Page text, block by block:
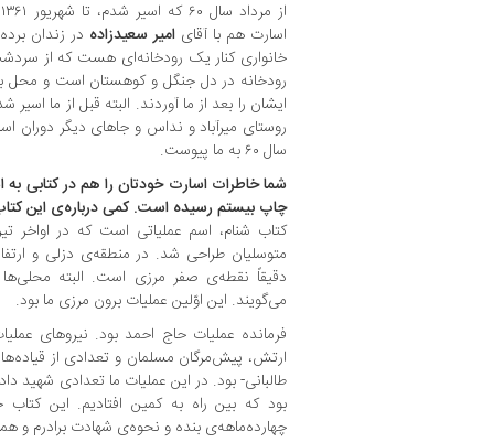
اسارت هم با آقای امیر سعیدزاده در زندان
خانواری کنار یک رودخانه‌ای هست که از
رودخانه در دل جنگل و کوهستان است و محل
ایشان را بعد از ما آوردند. البته قبل از ما
روستای میرآباد و نداس و جاهای دیگر دوران
سال ۶۰ به ما پیوست.
شما خاطرات اسارت خودتان را هم در کتابی به
چاپ بیستم رسیده است. کمی درباره‌ی این
متوسلیان طراحی شد. در منطقه‌ی دزلی و
دقیقاً نقطه‌ی صفر مرزی است. البته
می‌گویند. این اوّلین عملیات برون مرزی ما بود.
فرمانده عملیات حاج احمد بود. نیروهای
ارتش، پیش‌مرگان مسلمان و تعدادی از
طالبانی- بود. در این عملیات ما تعدادی
بود که بین راه به کمین افتادیم. این
چهارده‌ماهه‌ی بنده و نحوه‌ی شهادت برادرم و